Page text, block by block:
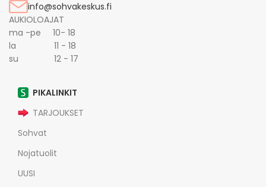
info@sohvakeskus.fi
AUKIOLOAJAT
ma -pe 10- 18
la 11 - 18
su 12 - 17
PIKALINKIT
TARJOUKSET
Sohvat
Nojatuolit
UUSI